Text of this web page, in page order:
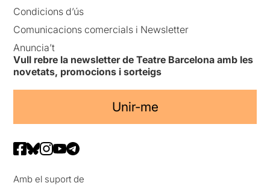
Condicions d’ús
Comunicacions comercials i Newsletter
Anuncia’t
Vull rebre la newsletter de Teatre Barcelona amb les
novetats, promocions i sorteigs
Unir-me
Amb el suport de